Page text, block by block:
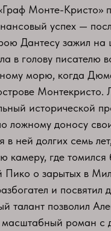
Монте-Кристо»
успех —
Дантесу зажил на
в голову писателю
морю, когда
Монтекристо.
исторической
ложному доносу
ней долгих семь
камеру, где томился
Пико о зарытых в
и посвятил
талант позволил
масштабный роман с